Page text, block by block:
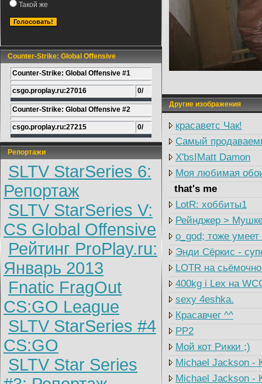
Такой же
Counter-Strike: Global Offensive
Counter-Strike: Global Offensive #1
csgo.proplay.ru:27016 0/
Counter-Strike: Global Offensive #2
csgo.proplay.ru:27215 0/
Репортажи
SLTV StarSeries 6:
Репортаж
SLTV StarSeries V:
CS Global Offensive
Рейтинг ProPlay.ru:
Январь 2013
Fnatic FragOut
CS:GO League
SLTV StarSeries #4
CS:GO
SLTV Star Series
Другие изображения
красаветс Чак!
Самый
X'bsIMatt Damon
Моя любимая
that's me
LotR: хоббиты1
Рейнджер >
о_god; тоже
Энди Сёркис -
LOTR на
400kg i Lex на
sexy 4eshka.
Красавчег ^^
PP2
Мой кот Рикки ;)
Michael Jackson -
Michael Jackson -